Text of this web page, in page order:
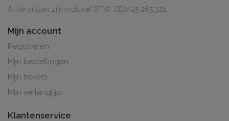
Al de prijzen zijn inclusief BTW. BE0425.265.321
Mijn account
Registreren
Mijn bestellingen
Mijn tickets
Mijn verlanglijst
Klantenservice